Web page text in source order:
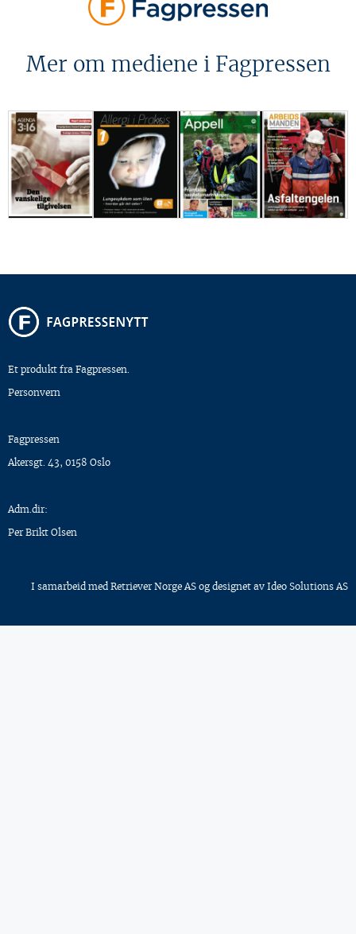
Mer om mediene i Fagpressen
Et produkt fra Fagpressen.
Personvern
Fagpressen
Akersgt. 43, 0158 Oslo
Adm.dir:
Per Brikt Olsen
I samarbeid med Retriever Norge AS og designet av Ideo Solutions AS